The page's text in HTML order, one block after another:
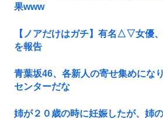
果www
【ノアだけはガチ】有名△▽女優
を報告
青葉坂46、各新人の寄せ集めにな
センターだな
姉が２０歳の時に妊娠したが、姉